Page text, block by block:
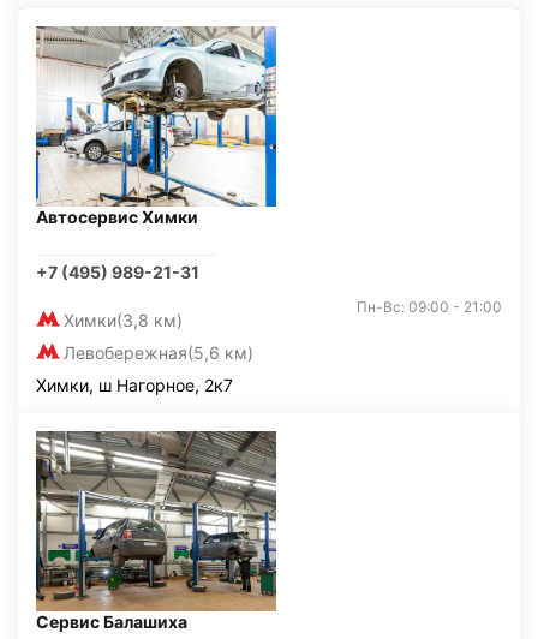
Автосервис Химки
+7 (495) 989-21-31
Химки(3,8 км)
Левобережная(5,6 км)
Пн-Вс: 09:00 - 21:00
Химки, ш Нагорное, 2к7
Сервис Балашиха